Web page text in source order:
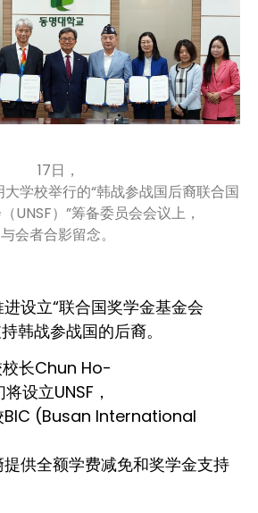
17日，
学校举行的“韩战参战国后裔联合国
UNSF）”筹备委员会会议上，
与会者合影留念。
设立“联合国奖学金基金会
韩战参战国的后裔。
校长Chun Ho-
设立UNSF，
BIC (Busan International
供全额学费减免和奖学金支持